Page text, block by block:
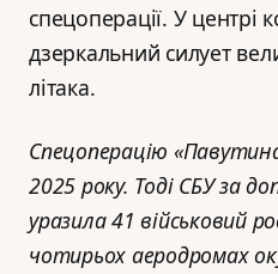
спецоперації. У центрі
дзеркальний силует
літака.
Спецоперацію
2025 року. Тоді СБУ за
уразила 41 військовий
чотирьох аеродромах